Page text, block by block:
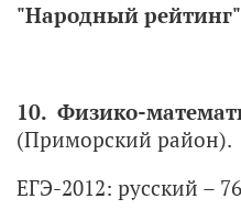
"Народный рейтинг"
10. Физико-
(Приморский район).
ЕГЭ-2012: русский –